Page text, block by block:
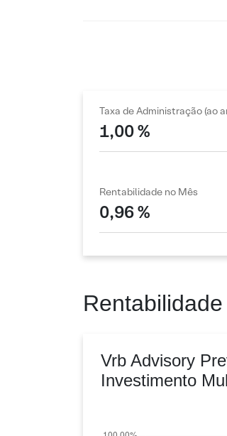
Taxa de Administração (ao
1,00 %
Rentabilidade no Mês
0,96 %
Rentabilidade
Vrb Advisory
Investimento